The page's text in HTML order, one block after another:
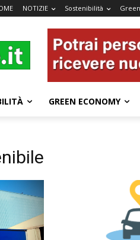
NOTIZIE Sostenibilità
GREEN ECONOMY